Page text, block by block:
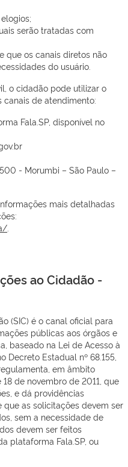
serão tratadas com
os canais diretos não
do usuário.
o cidadão pode utilizar o
de atendimento:
Fala.SP, disponível no
- Morumbi – São Paulo –
mais detalhadas
ao Cidadão -
(SIC) é o canal oficial para
públicas aos órgãos e
baseado na Lei de Acesso à
Decreto Estadual nº 68.155,
em âmbito
18 de novembro de 2011, que
e dá providências
as solicitações devem ser
sem a necessidade de
devem ser feitos
plataforma Fala.SP, ou